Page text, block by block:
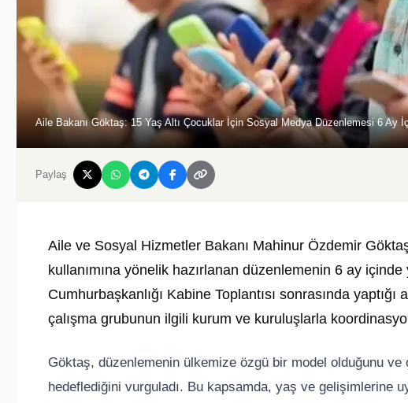
Aile Bakanı Göktaş: 15 Yaş Altı Çocuklar İçin Sosyal Medya Düzenlemesi 6 Ay
Paylaş
Aile ve Sosyal Hizmetler Bakanı Mahinur Özdemir
kullanımına yönelik hazırlanan düzenlemenin 6 ay
Cumhurbaşkanlığı Kabine Toplantısı sonrasında
çalışma grubunun ilgili kurum ve kuruluşlarla
Göktaş, düzenlemenin ülkemize özgü bir model olduğunu ve
hedeflediğini vurguladı. Bu kapsamda, yaş ve gelişimlerine